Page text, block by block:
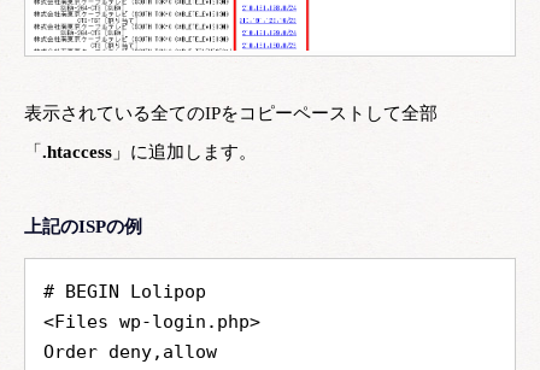
表示されている全てのIPをコピーペーストして全部
「 .htaccess 」に追加します。
上記のISPの例
# BEGIN Lolipop
<Files wp-login.php>
Order deny,allow